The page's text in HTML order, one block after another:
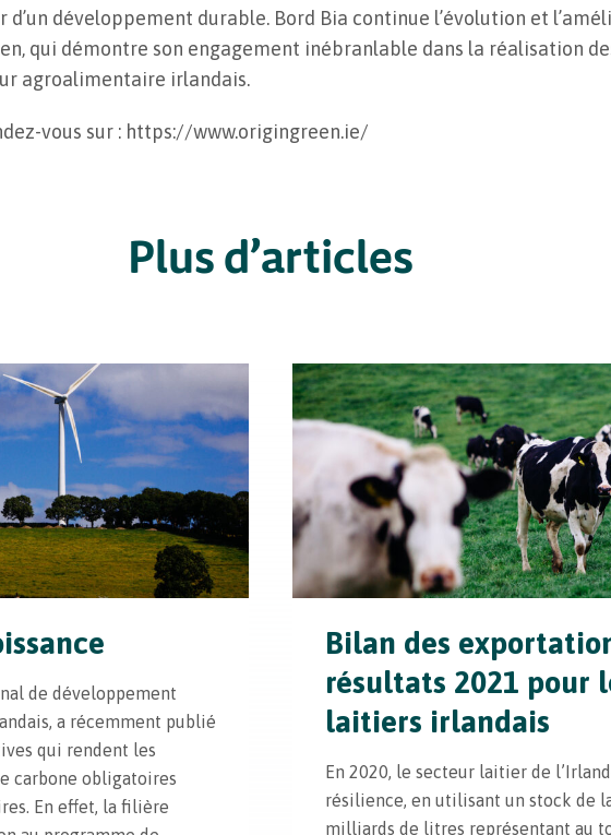
d’un développement durable. Bord Bia continue l’évolution et
qui démontre son engagement inébranlable dans la réalisation
agroalimentaire irlandais.
vous sur : https://www.origingreen.ie/
Plus d’articles
de développement
a récemment publié
qui rendent les
carbone obligatoires
En effet, la filière
Bilan des
résultats 2021 pour
laitiers irlandais
En 2020, le secteur laitier de
résilience, en utilisant un stock de
milliards de litres représentant au